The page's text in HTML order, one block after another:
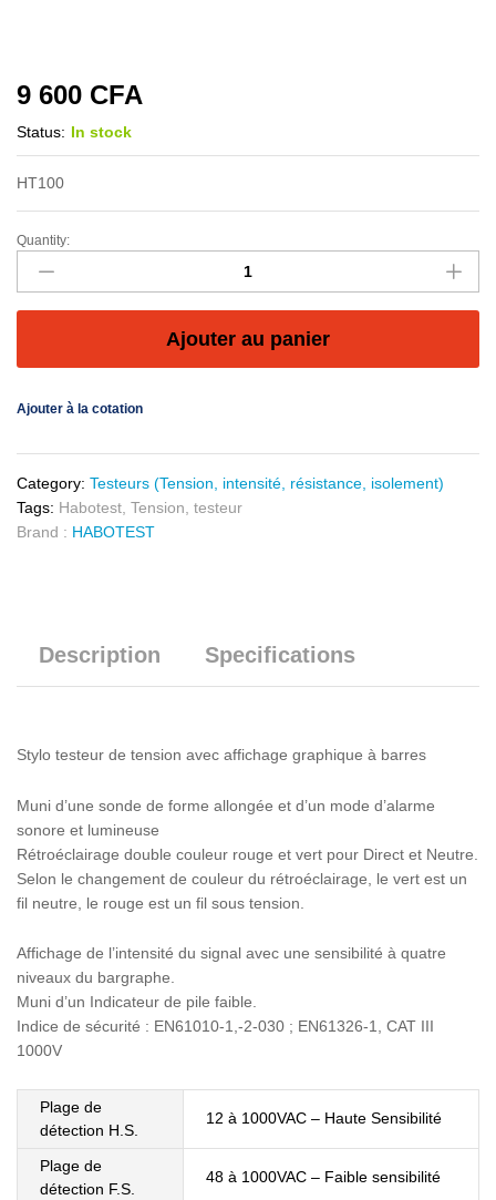
9 600 CFA
Status: In stock
HT100
Quantity:
Ajouter au panier
Ajouter à la cotation
Category: Testeurs (Tension, intensité, résistance, isolement)
Tags: Habotest Tension testeur
Brand : HABOTEST
Description Specifications
Stylo testeur de tension avec affichage graphique à barres
Muni d’une sonde de forme allongée et d’un mode d’alarme
sonore et lumineuse
Rétroéclairage double couleur rouge et vert pour Direct et Neutre.
Selon le changement de couleur du rétroéclairage, le vert est un
fil neutre, le rouge est un fil sous tension.
Affichage de l’intensité du signal avec une sensibilité à quatre
niveaux du bargraphe.
Muni d’un Indicateur de pile faible.
Indice de sécurité : EN61010-1,-2-030 ; EN61326-1, CAT III
1000V
Plage de
détection H.S.
12 à 1000VAC – Haute Sensibilité
Plage de
détection F.S.
48 à 1000VAC – Faible sensibilité